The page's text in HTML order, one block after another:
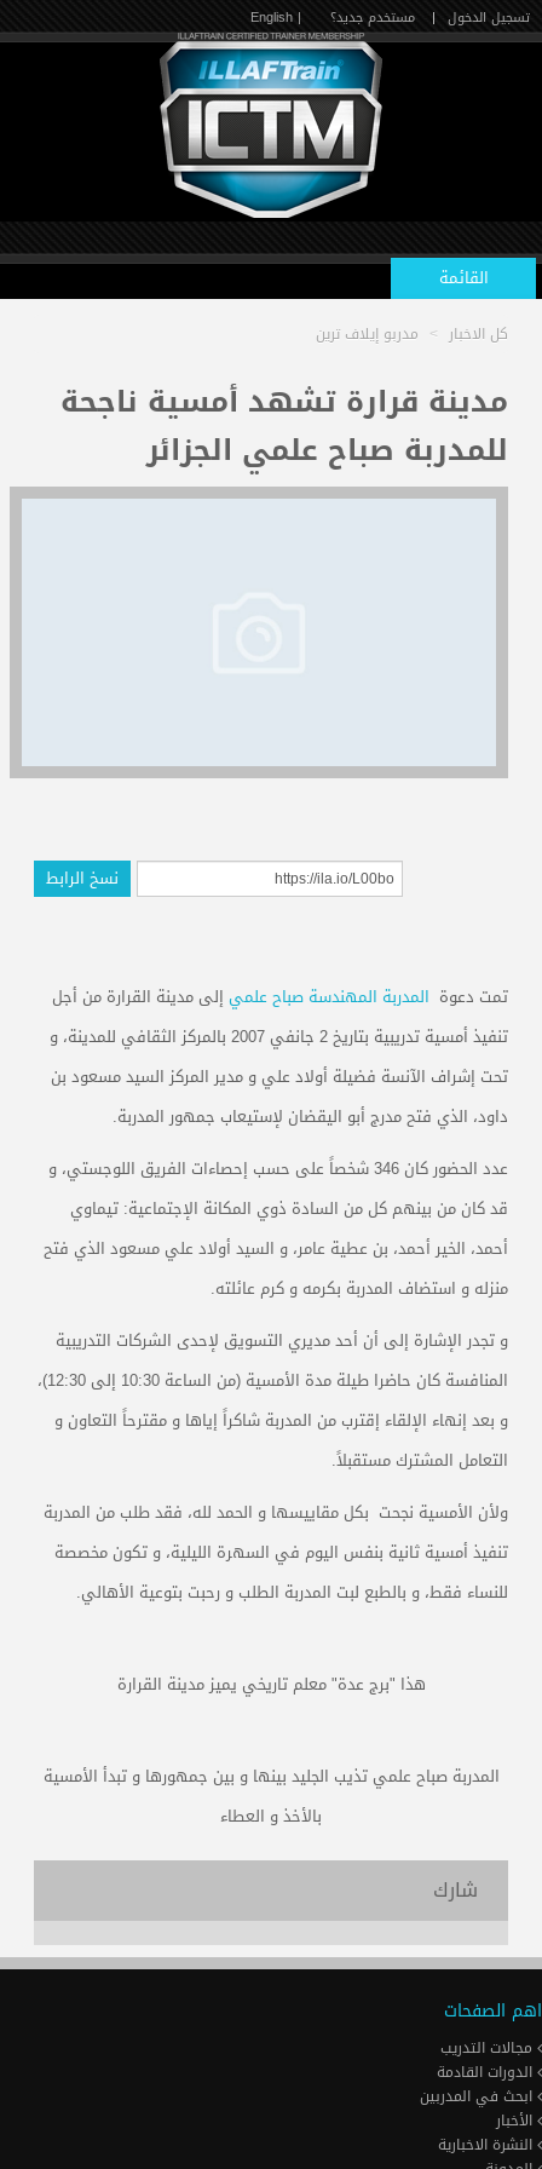
تسجيل الدخول | مستخدم جديد؟ | English
القائمة
الرئيسية
الدورات القادمة
كل الاخبار > مدربو إيلاف ترين
مدينة قرارة تشهد أمسية ناجحة
للمدربة صباح علمي الجزائر
نسخ الرابط
تمت دعوة المدربة المهندسة صباح علمي إلى مدينة القرارة من أجل
تنفيذ أمسية تدريبية بتاريخ 2 جانفي 2007 بالمركز الثقافي للمدينة، و
تحت إشراف الآنسة فضيلة أولاد علي و مدير المركز السيد مسعود بن
داود، الذي فتح مدرج أبو اليقضان لإستيعاب جمهور المدربة.
عدد الحضور كان 346 شخصاً على حسب إحصاءات الفريق اللوجستي، و
قد كان من بينهم كل من السادة ذوي المكانة الإجتماعية: تيماوي
أحمد، الخير أحمد، بن عطية عامر، و السيد أولاد علي مسعود الذي فتح
منزله و استضاف المدربة بكرمه و كرم عائلته.
و تجدر الإشارة إلى أن أحد مديري التسويق لإحدى الشركات التدريبية
المنافسة كان حاضرا طيلة مدة الأمسية (من الساعة 10:30 إلى 12:30)،
و بعد إنهاء الإلقاء إقترب من المدربة شاكراً إياها و مقترحاً التعاون و
التعامل المشترك مستقبلاً.
ولأن الأمسية نجحت بكل مقاييسها و الحمد لله، فقد طلب من المدربة
تنفيذ أمسية ثانية بنفس اليوم في السهرة الليلية، و تكون مخصصة
للنساء فقط، و بالطبع لبت المدربة الطلب و رحبت بتوعية الأهالي.
هذا "برج عدة" معلم تاريخي يميز مدينة القرارة
المدربة صباح علمي تذيب الجليد بينها و بين جمهورها و تبدأ الأمسية
بالأخذ و العطاء
شارك
اهم الصفحات
مجالات التدريب
الدورات القادمة
ابحث في المدربين
الأخبار
النشرة الاخبارية